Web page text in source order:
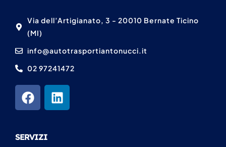
Via dell’Artigianato, 3 - 20010 Bernate Ticino
(MI)
info@autotrasportiantonucci.it
02 97241472
SERVIZI